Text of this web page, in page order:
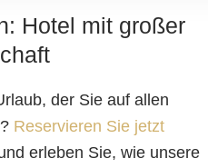
Hotel mit großer
der Sie auf allen
Reservieren Sie jetzt
erleben Sie, wie unsere